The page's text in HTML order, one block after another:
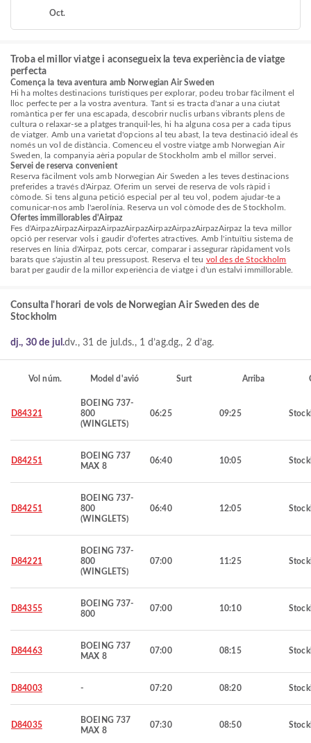
Oct.
Troba el millor viatge i aconsegueix la teva experiència de viatge
perfecta
Comença la teva aventura amb Norwegian Air Sweden
Hi ha moltes destinacions turístiques per explorar, podeu trobar fàcilment el
lloc perfecte per a la vostra aventura. Tant si es tracta d'anar a una ciutat
romàntica per fer una escapada, descobrir nuclis urbans vibrants plens de
cultura o relaxar-se a platges tranquil·les, hi ha alguna cosa per a cada tipus
de viatger. Amb una varietat d'opcions al teu abast, la teva destinació ideal és
només un vol de distància. Comenceu el vostre viatge amb Norwegian Air
Sweden, la companyia aèria popular de Stockholm amb el millor servei.
Servei de reserva convenient
Reserva fàcilment vols amb Norwegian Air Sweden a les teves destinacions
preferides a través d'Airpaz. Oferim un servei de reserva de vols ràpid i
còmode. Si tens alguna petició especial per al teu vol, podem ajudar-te a
comunicar-nos amb l'aerolínia. Reserva un vol còmode des de Stockholm.
Ofertes immillorables d'Airpaz
Fes d'AirpazAirpazAirpazAirpazAirpazAirpazAirpazAirpazAirpaz la teva millor
opció per reservar vols i gaudir d'ofertes atractives. Amb l'intuïtiu sistema de
reserves en línia d'Airpaz, pots cercar, comparar i assegurar ràpidament vols
barats que s'ajustin al teu pressupost. Reserva el teu vol des de Stockholm
barat per gaudir de la millor experiència de viatge i d'un estalvi immillorable.
Consulta l'horari de vols de Norwegian Air Sweden des de
Stockholm
dj., 30 de jul.dv., 31 de jul.ds., 1 d’ag.dg., 2 d’ag.
Vol núm. Model d'avió Surt Arriba
D84321
BOEING 737-
800
(WINGLETS)
06:25 09:25
D84251
BOEING 737
MAX 8
06:40 10:05
D84251
BOEING 737-
800
(WINGLETS)
06:40 12:05
D84221
BOEING 737-
800
(WINGLETS)
07:00 11:25
D84355
BOEING 737-
800
07:00 10:10
D84463
BOEING 737
MAX 8
07:00 08:15
D84003 - 07:20 08:20
D84035
BOEING 737
MAX 8
07:30 08:50